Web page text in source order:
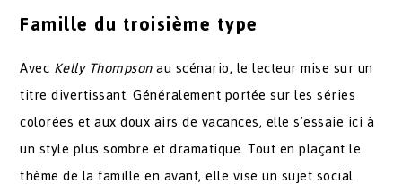
Famille du troisième type
Avec Kelly Thompsonau scénario, le lecteur mise sur un
titre divertissant. Généralement portée sur les séries
colorées et aux doux airs de vacances, elle s’essaie ici à
un style plus sombre et dramatique. Tout en plaçant le
thème de la famille en avant, elle vise un sujet social